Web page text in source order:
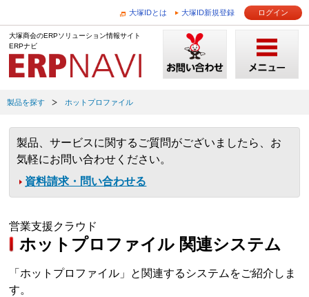
大塚IDとは 大塚ID新規登録 ログイン
大塚商会のERPソリューション情報サイト
ERPナビ
製品を探す ホットプロファイル
製品、サービスに関するご質問がございましたら、お
気軽にお問い合わせください。
資料請求・問い合わせる
営業支援クラウド
ホットプロファイル 関連システム
「ホットプロファイル」と関連するシステムをご紹介しま
す。